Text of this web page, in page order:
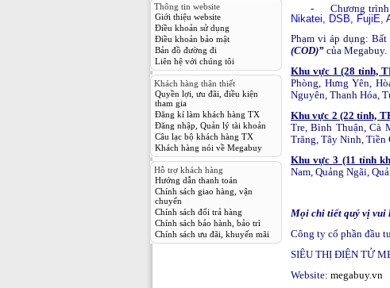
Thông tin website
Giới thiệu website
Điều khoản sử dụng
Điều khoản bảo mật
Bản đồ đường đi
Liên hệ với chúng tôi
Khách hàng thân thiết
Quyền lợi, ưu đãi, điều kiện
tham gia
Đăng kí làm khách hàng TX
Đăng nhập, Quản lý tài khoản
Câu lạc bộ khách hàng TX
Khách hàng nói về Megabuy
Hỗ trợ khách hàng
Hướng dẫn thanh toán
Chính sách giao hàng, vận
chuyển
Chính sách đổi trả hàng
Chính sách bảo hành, bảo trì
Chính sách ưu đãi, khuyến mãi
- Chương trình
Nikatei, DSB, FujiE,
Phạm vi áp dụng:
(COD)” của Megabuy.
Khu vực 1 (28 tỉnh,
Phòng, Hưng Yên,
Nguyên, Thanh Hóa,
Khu vực 2 (22 tỉnh,
Tre, Bình Thuận, Cà
Trăng, Tây Ninh, Tiền
Khu vực 3 (11 tỉnh
Nam, Quảng Ngãi,
Mọi chi tiết quý vị vui
Công ty cổ phần đầu
SIÊU THỊ ĐIỆN TỬ
Website: megabuy.vn